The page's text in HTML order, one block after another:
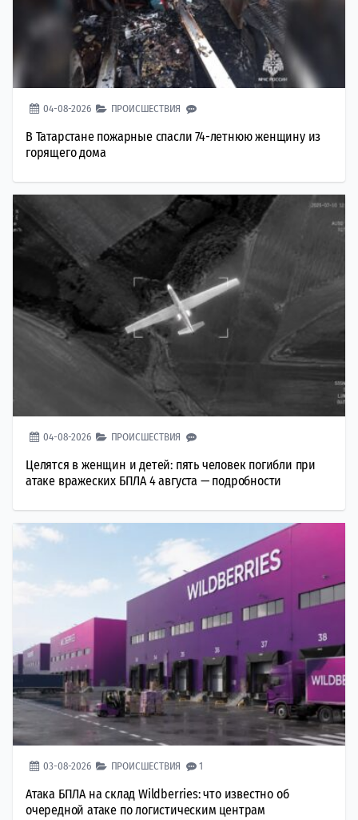
04-08-2026 ПРОИСШЕСТВИЯ
В Татарстане пожарные спасли 74-летнюю женщину из
горящего дома
04-08-2026 ПРОИСШЕСТВИЯ
Целятся в женщин и детей: пять человек погибли при
атаке вражеских БПЛА 4 августа — подробности
03-08-2026 ПРОИСШЕСТВИЯ 1
Атака БПЛА на склад Wildberries: что известно об
очередной атаке по логистическим центрам